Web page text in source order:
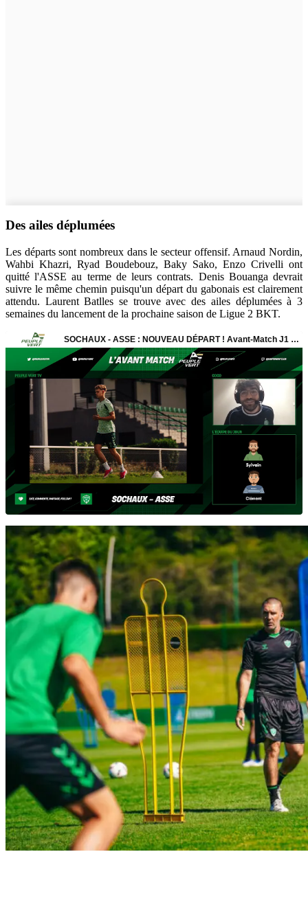
Des ailes déplumées
Les départs sont nombreux dans le secteur offensif. Arnaud Nordin,
Wahbi Khazri, Ryad Boudebouz, Baky Sako, Enzo Crivelli ont
quitté l'ASSE au terme de leurs contrats. Denis Bouanga devrait
suivre le même chemin puisqu'un départ du gabonais est clairement
attendu. Laurent Batlles se trouve avec des ailes déplumées à 3
semaines du lancement de la prochaine saison de Ligue 2 BKT.